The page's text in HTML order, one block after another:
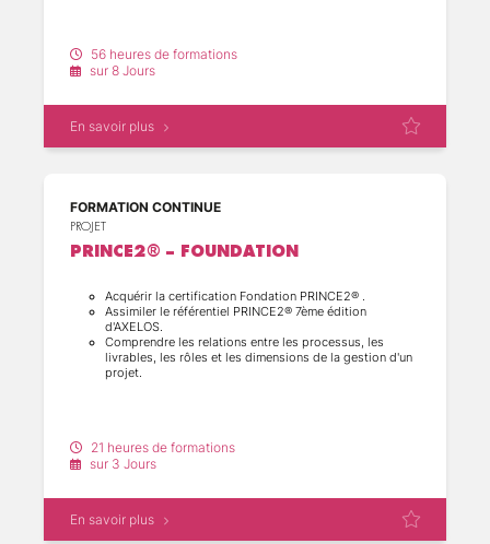
56 heures de formations
sur 8 Jours
En savoir plus
FORMATION CONTINUE
PROJET
PRINCE2® – FOUNDATION
Acquérir la certification Fondation PRINCE2® .
Assimiler le référentiel PRINCE2® 7ème édition
d'AXELOS.
Comprendre les relations entre les processus, les
livrables, les rôles et les dimensions de la gestion d'un
projet.
21 heures de formations
sur 3 Jours
En savoir plus